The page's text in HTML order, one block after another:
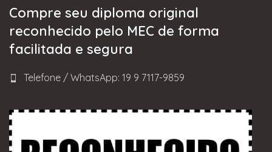
Compre seu diploma original
reconhecido pelo MEC de forma
facilitada e segura
Telefone / WhatsApp: 19 9 7117-9859